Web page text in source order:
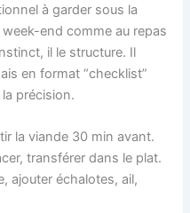
à garder sous la
end comme au repas
il le structure. Il
en format “checklist”
précision.
la viande 30 min avant.
transférer dans le plat.
ajouter échalotes, ail,